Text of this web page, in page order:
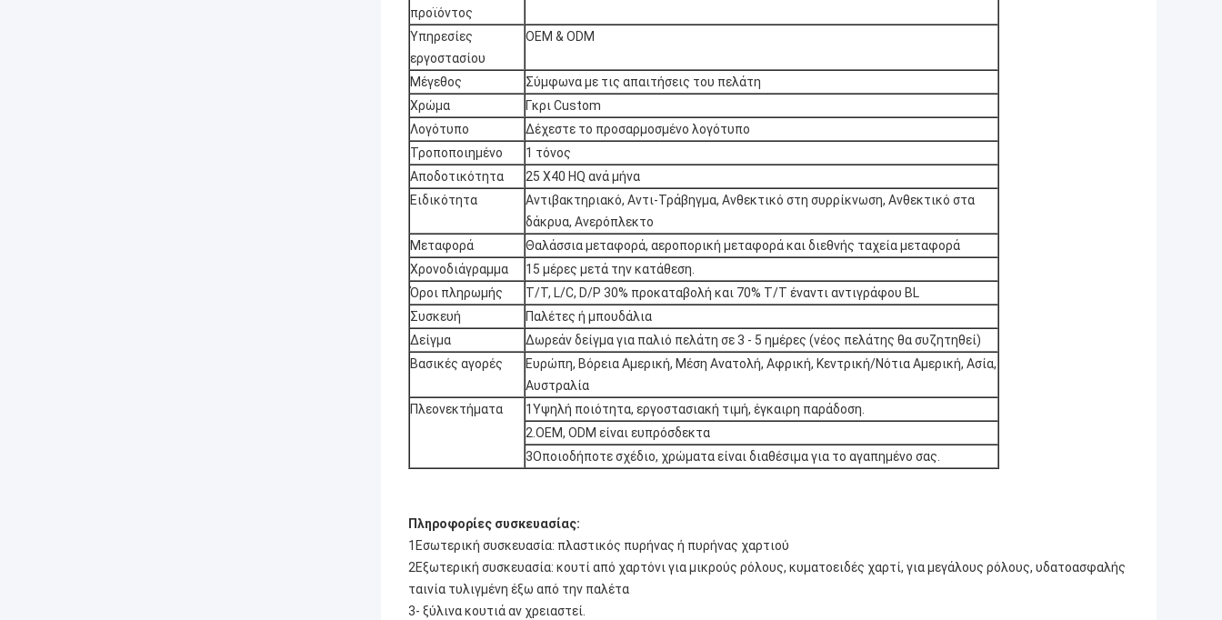
προϊόντος
Υπηρεσίες
εργοστασίου
OEM & ODM
Μέγεθος
Σύμφωνα με τις απαιτήσεις του πελάτη
Χρώμα
Γκρι Custom
Λογότυπο
Δέχεστε το προσαρμοσμένο λογότυπο
Τροποποιημένο
1 τόνος
Αποδοτικότητα
25 X40 HQ ανά μήνα
Ειδικότητα
Αντιβακτηριακό, Αντι-Τράβηγμα, Ανθεκτικό στη συρρίκνωση, Ανθεκτικό στα
δάκρυα, Ανερόπλεκτο
Μεταφορά
Θαλάσσια μεταφορά, αεροπορική μεταφορά και διεθνής ταχεία μεταφορά
Χρονοδιάγραμμα
15 μέρες μετά την κατάθεση.
Όροι πληρωμής
T/T, L/C, D/P 30% προκαταβολή και 70% T/T έναντι αντιγράφου BL
Συσκευή
Παλέτες ή μπουδάλια
Δείγμα
Δωρεάν δείγμα για παλιό πελάτη σε 3 - 5 ημέρες (νέος πελάτης θα συζητηθεί)
Βασικές αγορές
Ευρώπη, Βόρεια Αμερική, Μέση Ανατολή, Αφρική, Κεντρική/Νότια Αμερική, Ασία,
Αυστραλία
Πλεονεκτήματα
1Υψηλή ποιότητα, εργοστασιακή τιμή, έγκαιρη παράδοση.
2.OEM, ODM είναι ευπρόσδεκτα
3Οποιοδήποτε σχέδιο, χρώματα είναι διαθέσιμα για το αγαπημένο σας.
Πληροφορίες συσκευασίας:
1Εσωτερική συσκευασία: πλαστικός πυρήνας ή πυρήνας χαρτιού
2Εξωτερική συσκευασία: κουτί από χαρτόνι για μικρούς ρόλους, κυματοειδές χαρτί, για μεγάλους ρόλους, υδατοασφαλής
ταινία τυλιγμένη έξω από την παλέτα
3- ξύλινα κουτιά αν χρειαστεί.